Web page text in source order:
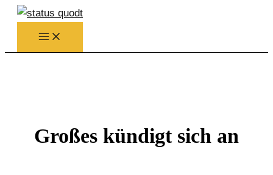
Zum
Inhalt
springen
Großes kündigt sich an